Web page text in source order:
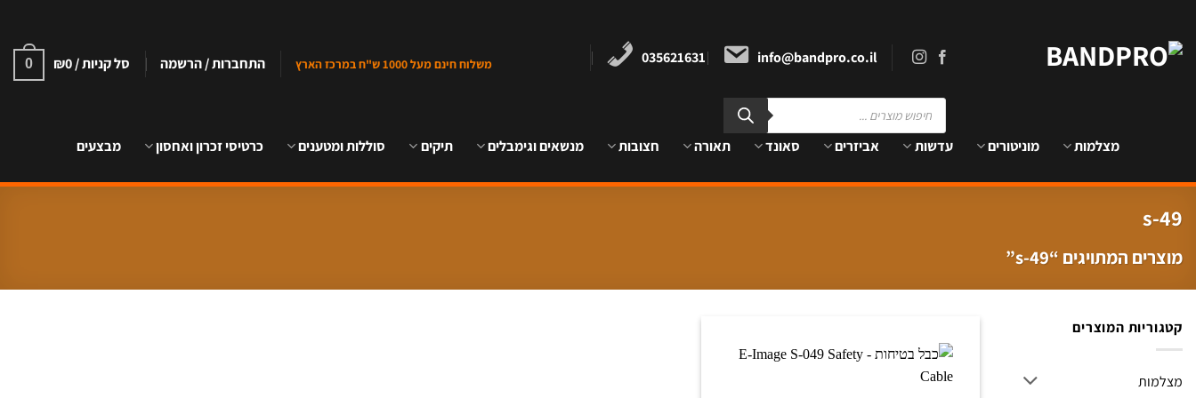
content
info@bandpro.co.il
035621631
Products
search
משלוח חינם מעל 1000 ש"ח במרכז הארץ התחברות / הרשמה סל קניות / ₪0
0
מצלמות מוניטורים עדשות אביזרים סאונד תאורה חצובות מנשאים וגימבלים תיקים סוללות ומטענים כרטיסי זכרון ואחסון מבצעים
s-49
מוצרים המתויגים “s-49”
קטגוריות המוצרים
מצלמות